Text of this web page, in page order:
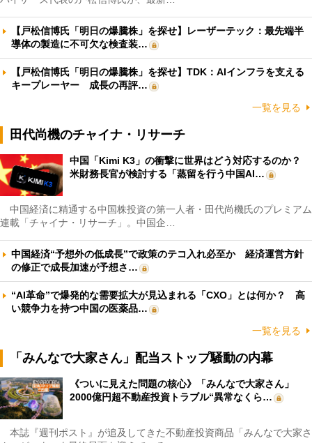
【戸松信博氏「明日の爆騰株」を探せ】レーザーテック：最先端半
導体の製造に不可欠な検査装…
【戸松信博氏「明日の爆騰株」を探せ】TDK：AIインフラを支える
キープレーヤー 成長の再評…
一覧を見る
田代尚機のチャイナ・リサーチ
中国「Kimi K3」の衝撃に世界はどう対応するのか？
米財務長官が検討する「蒸留を行う中国AI…
中国経済に精通する中国株投資の第一人者・田代尚機氏のプレミアム
連載「チャイナ・リサーチ」。中国企…
中国経済“予想外の低成長”で政策のテコ入れ必至か 経済運営方針
の修正で成長加速が予想さ…
“AI革命”で爆発的な需要拡大が見込まれる「CXO」とは何か？ 高
い競争力を持つ中国の医薬品…
一覧を見る
「みんなで大家さん」配当ストップ騒動の内幕
《ついに見えた問題の核心》「みんなで大家さん」
2000億円超不動産投資トラブル“異常なくら…
本誌『週刊ポスト』が追及してきた不動産投資商品「みんなで大家さ